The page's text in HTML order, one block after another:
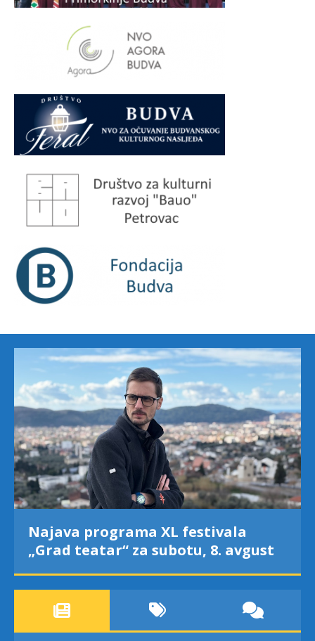
Najava programa XL festivala
„Grad teatar“ za subotu, 8. avgust